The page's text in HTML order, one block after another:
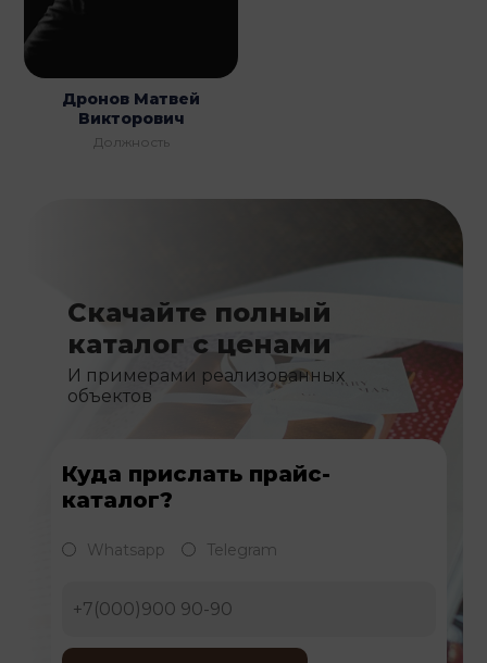
Дронов Матвей
Викторович
Должность
Скачайте полный
каталог с ценами
И примерами реализованных
объектов
Куда прислать прайс-
каталог?
Whatsapp Telegram